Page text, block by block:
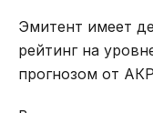
Эмитент имеет
рейтинг на
прогнозом от